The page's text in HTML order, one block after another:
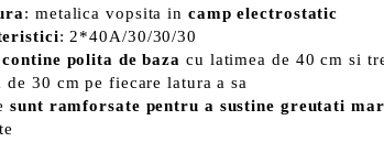
: metalica vopsita in camp electrostatic
: 2*40A/30/30/30
polita de baza cu latimea de 40 cm si
de 30 cm pe fiecare latura a sa
sunt ramforsate pentru a sustine greutati